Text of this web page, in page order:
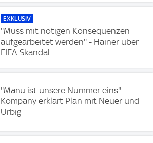
EXKLUSIV
''Muss mit nötigen Konsequenzen
aufgearbeitet werden'' - Hainer über
FIFA-Skandal
''Manu ist unsere Nummer eins'' -
Kompany erklärt Plan mit Neuer und
Urbig